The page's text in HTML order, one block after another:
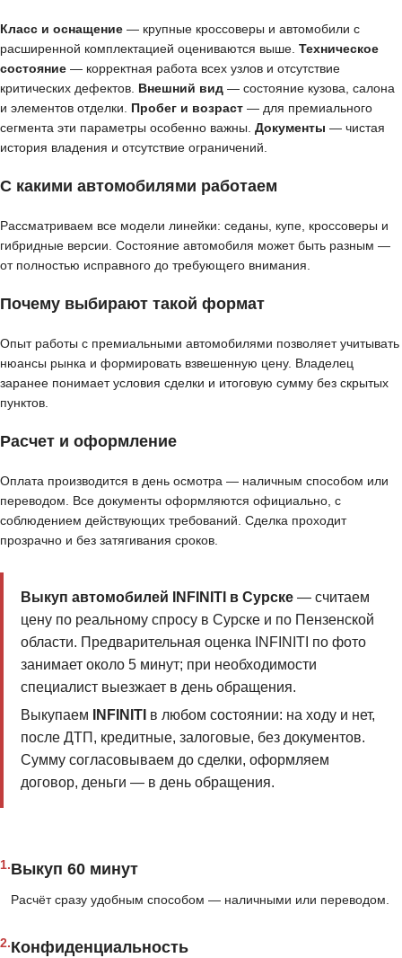
Класс и оснащение — крупные кроссоверы и автомобили с
расширенной комплектацией оцениваются выше. Техническое
состояние — корректная работа всех узлов и отсутствие
критических дефектов. Внешний вид — состояние кузова, салона
и элементов отделки. Пробег и возраст — для премиального
сегмента эти параметры особенно важны. Документы — чистая
история владения и отсутствие ограничений.
С какими автомобилями работаем
Рассматриваем все модели линейки: седаны, купе, кроссоверы и
гибридные версии. Состояние автомобиля может быть разным —
от полностью исправного до требующего внимания.
Почему выбирают такой формат
Опыт работы с премиальными автомобилями позволяет учитывать
нюансы рынка и формировать взвешенную цену. Владелец
заранее понимает условия сделки и итоговую сумму без скрытых
пунктов.
Расчет и оформление
Оплата производится в день осмотра — наличным способом или
переводом. Все документы оформляются официально, с
соблюдением действующих требований. Сделка проходит
прозрачно и без затягивания сроков.
Выкуп автомобилей INFINITI в Сурске— считаем
цену по реальному спросу в Сурске и по Пензенской
области. Предварительная оценка INFINITI по фото
занимает около 5 минут; при необходимости
специалист выезжает в день обращения.
Выкупаем
INFINITI в любом состоянии: на ходу и нет,
после ДТП, кредитные, залоговые, без документов.
Сумму согласовываем до сделки, оформляем
договор, деньги — в день обращения.
1.Выкуп 60 минут
Расчёт сразу удобным способом — наличными или переводом.
2.Конфиденциальность